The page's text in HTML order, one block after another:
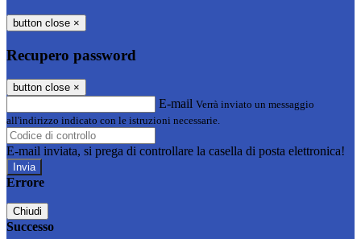
button close ×
Recupero password
button close ×
E-mail Verrà inviato un messaggio
all'indirizzo indicato con le istruzioni necessarie.
E-mail inviata, si prega di controllare la casella di posta elettronica!
Errore
Chiudi
Successo